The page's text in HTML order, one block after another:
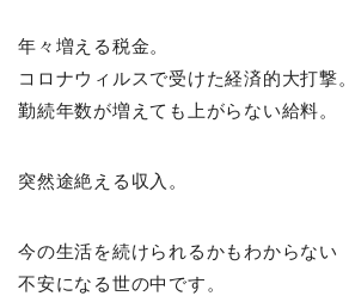
年々増える税金。
コロナウィルスで受けた経済的大打撃。
勤続年数が増えても上がらない給料。
突然途絶える収入。
今の生活を続けられるかもわからない
不安になる世の中です。